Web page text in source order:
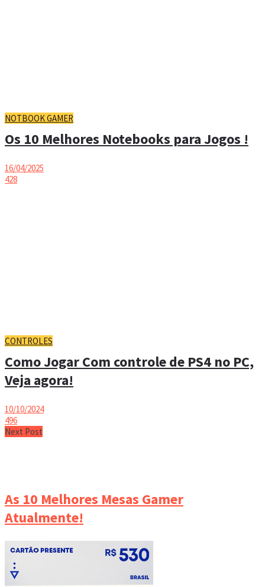
NOTBOOK GAMER
Os 10 Melhores Notebooks para Jogos !
16/04/2025
428
CONTROLES
Como Jogar Com controle de PS4 no PC,
Veja agora!
10/10/2024
496
Next Post
As 10 Melhores Mesas Gamer
Atualmente!